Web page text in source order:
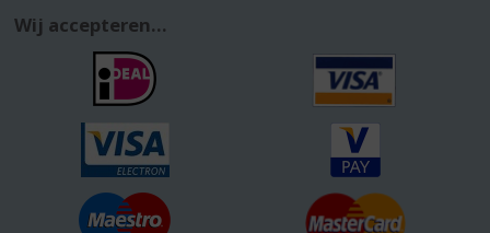
Wij accepteren...